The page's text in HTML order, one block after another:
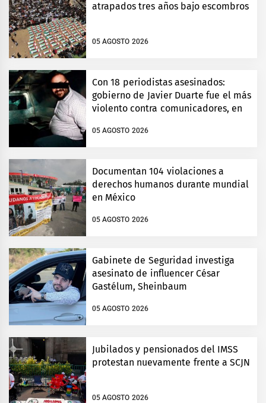
atrapados tres años bajo escombros
05 AGOSTO 2026
Con 18 periodistas asesinados:
gobierno de Javier Duarte fue el más
violento contra comunicadores, en
05 AGOSTO 2026
Documentan 104 violaciones a
derechos humanos durante mundial
en México
05 AGOSTO 2026
Gabinete de Seguridad investiga
asesinato de influencer César
Gastélum, Sheinbaum
05 AGOSTO 2026
Jubilados y pensionados del IMSS
protestan nuevamente frente a SCJN
05 AGOSTO 2026